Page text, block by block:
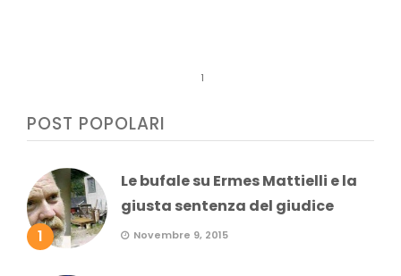
1
POST POPOLARI
1
Le bufale su Ermes Mattielli e la
giusta sentenza del giudice
Novembre 9, 2015